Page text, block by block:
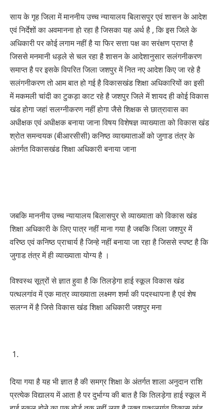
साय के गृह जिला में माननीय उच्च न्यायालय बिलासपुर एवं शासन के आदेश
एवं निर्देशों का अवमानना हो रहा है जिसका यह अर्थ है , कि इस जिले के
अधिकारी पर कोई लगाम नहीं है या फिर सत्ता पक्ष का सरंक्षण प्राप्त है
जिससे मनमानी धड़ले से चल रहा है शासन के आदेशानुसार सलंगनीकरण
समाप्त है पर इसके विपरित जिला जशपुर में नित नए आदेश किए जा रहे है
सलंगनीकरण तो आम बात हो गई है विकासखंड शिक्षा अधिकारियों का इसी
में मकमली चांदी का टुकड़ा काट रहे है जशपुर जिले में शायद ही कोई विकास
खंड होगा जहां सलग्नीकरण नहीं होगा जैसे शिक्षक से छात्रावास का
अधीक्षक एवं अधीक्षक बनाया जाना विषय विशेषज्ञ व्याख्याता को विकास खंड
श्रोत समन्वयक (बीआरसीसी) कनिष्ठ व्याख्याताओं को जुगाड तंत्र के
अंतर्गत विकासखंड शिक्षा अधिकारी बनाया जाना
जबकि माननीय उच्च न्यायालय बिलासपुर से व्याख्याता को विकास खंड
शिक्षा अधिकारी के लिए पात्र नहीं माना गया है जबकि जिला जशपुर में
वरिष्ठ एवं कनिष्ठ प्राचार्य है जिन्हे नहीं बनाया जा रहा है जिससे स्पष्ट है कि
जुगाड तंत्र में ही व्याख्याता योग्य है ।
विश्वस्थ सूत्रों से ज्ञात हुवा है कि तिलड़ेगा हाई स्कूल विकास खंड
पत्थलगांव में एक मात्र व्याख्याता लक्ष्मण शर्मा की पदस्थापना है एवं शेष
सलग्न में है जिसे विकास खंड शिक्षा अधिकारी जशपुर मना
दिया गया है यह भी ज्ञात है की समग्र शिक्षा के अंतर्गत शाला अनुदान राशि
प्रत्येक विद्यालय में आता है पर दुर्भाग्य की बात है कि तिलड़ेगा हाई स्कूल में